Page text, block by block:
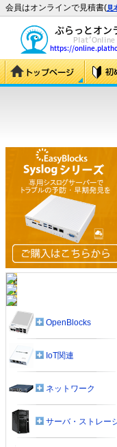
会員はオンラインで見積書(見
OpenBlocks
IoT関連
ネットワーク
サーバ・ストレー